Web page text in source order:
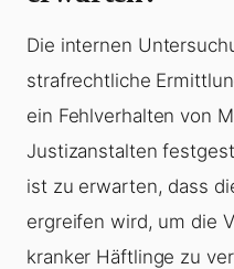
Die internen
strafrechtliche
ein Fehlverhalten von
Justizanstalten
ist zu erwarten, dass
ergreifen wird, um die
kranker Häftlinge zu